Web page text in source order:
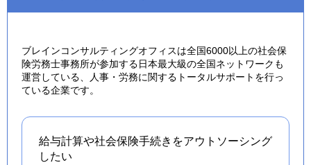
ブレインコンサルティングオフィスは全国6000以上の社会保
険労務士事務所が参加する日本最大級の全国ネットワークも
運営している、人事・労務に関するトータルサポートを行っ
ている企業です。
給与計算や社会保険手続きをアウトソーシング
したい